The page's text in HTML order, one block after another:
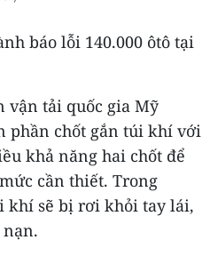
báo lỗi 140.000 ôtô tại
vận tải quốc gia Mỹ
phần chốt gắn túi khí với
khả năng hai chốt để
cần thiết. Trong
khí sẽ bị rơi khỏi tay lái,